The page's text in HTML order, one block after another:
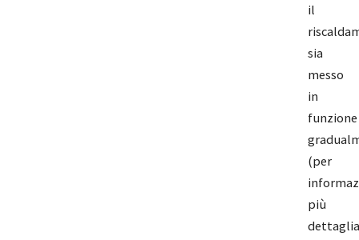
il
sia
messo
in
funzione
(per
più